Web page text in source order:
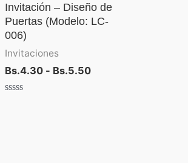
Invitación – Diseño de
Puertas (Modelo: LC-
006)
Invitaciones
Bs.4.30 - Bs.5.50